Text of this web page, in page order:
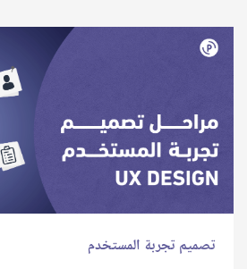
تصميم تجربة المستخدم